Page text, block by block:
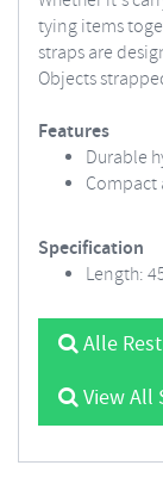
tying items
straps are
Objects
Features
Durable
Specification
Length:
Alle
View All